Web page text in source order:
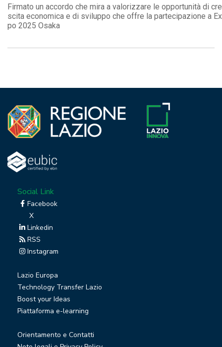
Firmato un accordo che mira a valorizzare le opportunità di cre
scita economica e di sviluppo che offre la partecipazione a Ex
po 2025 Osaka
Social Link
Facebook
X
Linkedin
RSS
Instagram
Lazio Europa
Technology Transfer Lazio
Boost your Ideas
Piattaforma e-learning
Orientamento e Contatti